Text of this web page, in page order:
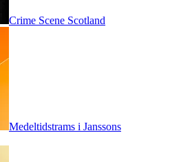
Crime Scene Scotland
Medeltidstrams i Janssons